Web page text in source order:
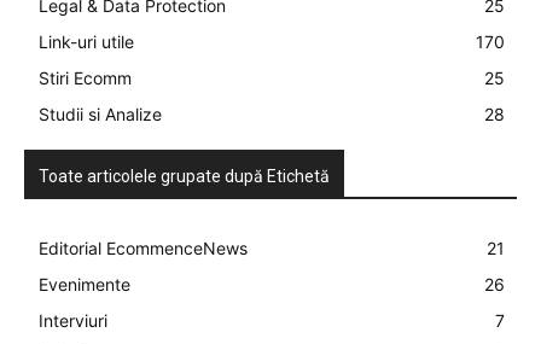
Legal & Data Protection
25
Link-uri utile
170
Stiri Ecomm
25
Studii si Analize
28
Toate articolele grupate după Etichetă
Editorial EcommenceNews
21
Evenimente
26
Interviuri
7